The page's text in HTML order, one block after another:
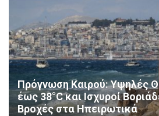
Πρόγνωση Καιρού: Υψηλές
έως 38°C και Ισχυροί
Βροχές στα Ηπειρωτικά